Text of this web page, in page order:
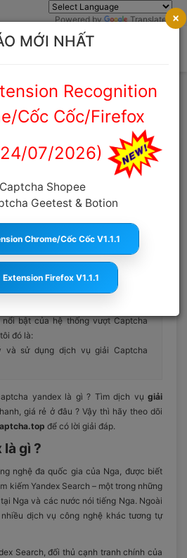
Powered by Translate
Captcha
yandex giá rẻ,
uy tín
13/03/2025 835
?
nổi bật của hệ thống vượt Captcha
đó là:
và sử dụng dịch vụ giải Captcha
yandex là gì ? Tìm dịch vụ giải
giá rẻ ở đâu ? Vậy thì hãy theo dõi
để có lời giải đáp.
gì ?
nghệ đa quốc gia của Nga, được biết
kiếm Yandex Search – một trong những
Nga và các nước nói tiếng Nga. Ngoài
dịch vụ công nghệ khác tương tự
Search, đối thủ cạnh tranh chính của
×
MỚI NHẤT
Recognition
Cốc Cốc/Firefox
07/2026)
Shopee
Geetest & Botion
Chrome/Cốc Cốc V1.1.1
Firefox V1.1.1